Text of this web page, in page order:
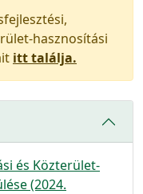
hasznosítási
itt találja.
és Közterület-
(2024.